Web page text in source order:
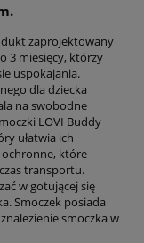
zaprojektowany
3 miesięcy, którzy
uspokajania.
dla dziecka
na swobodne
LOVI Buddy
ułatwia ich
ochronne, które
transportu.
w gotującej się
Smoczek posiada
smoczka w